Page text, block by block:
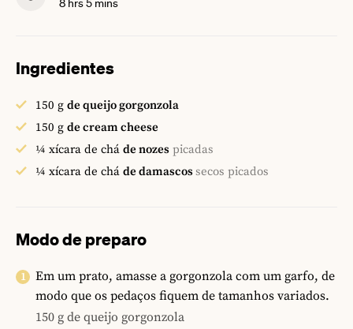
8 hrs5 mins
Ingredientes
150 g de queijo gorgonzola
150 g de cream cheese
¼ xícara de chá de nozes picadas
¼ xícara de chá de damascossecos picados
Modo de preparo
Em um prato, amasse a gorgonzola com um garfo, de
modo que os pedaços fiquem de tamanhos variados.
150 g de queijo gorgonzola